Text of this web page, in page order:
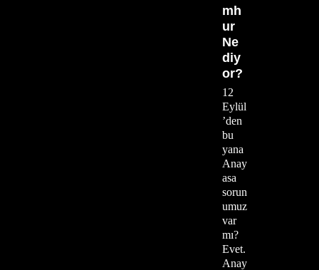
mh
ur
Ne
diy
or?
12
Eylül
’den
bu
yana
Anay
asa
sorun
umuz
var
mı?
Evet.
Anay